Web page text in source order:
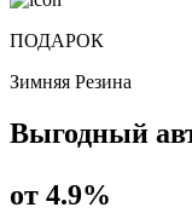
ПОДАРОК
Зимняя Резина
Выгодный
от 4.9%